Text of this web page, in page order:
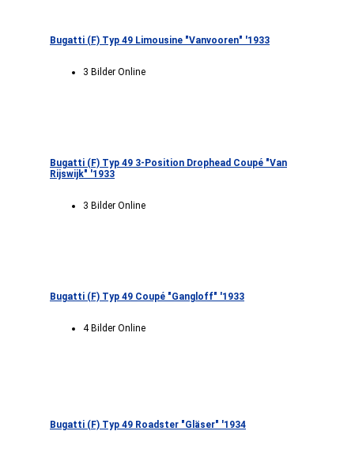
Bugatti (F) Typ 49 Limousine "Vanvooren" '1933
3 Bilder Online
Bugatti (F) Typ 49 3-Position Drophead Coupé "Van
Rijswijk" '1933
3 Bilder Online
Bugatti (F) Typ 49 Coupé "Gangloff" '1933
4 Bilder Online
Bugatti (F) Typ 49 Roadster "Gläser" '1934